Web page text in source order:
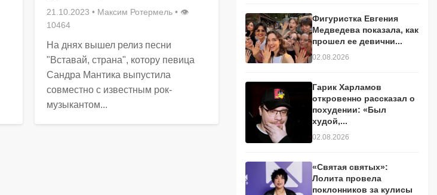
21.10.2023 • Максим Ротермель • 👁
10464
На днях вышел релиз песни
"Вставай, страна", котору певица
Сандра Мантика выпустила
совместно с известным рок-
музыкантом...
Фигуристка Евгения
Медведева показала, как
прошел ее девични...
02.08.2026
Гарик Харламов
откровенно рассказал о
похудении: «Был
худой,...
02.08.2026
«Святая святых»:
Лолита провела
поклонников за кулисы